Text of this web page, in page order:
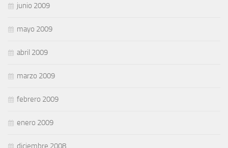
junio 2009
mayo 2009
abril 2009
marzo 2009
febrero 2009
enero 2009
diciembre 2008